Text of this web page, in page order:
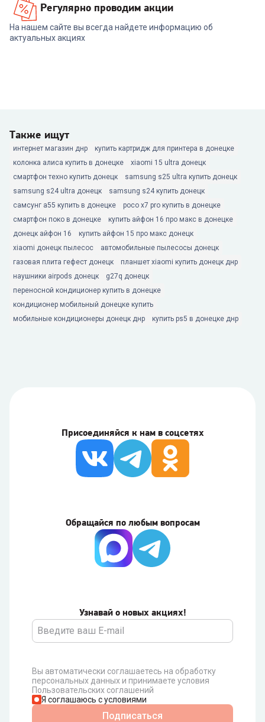
Регулярно проводим акции
На нашем сайте вы всегда найдете информацию об
актуальных акциях
Также ищут
интернет магазин днр
купить картридж для принтера в донецке
колонка алиса купить в донецке
xiaomi 15 ultra донецк
смартфон техно купить донецк
samsung s25 ultra купить донецк
samsung s24 ultra донецк
samsung s24 купить донецк
самсунг а55 купить в донецке
poco x7 pro купить в донецке
смартфон поко в донецке
купить айфон 16 про макс в донецке
донецк айфон 16
купить айфон 15 про макс донецк
xiaomi донецк пылесос
автомобильные пылесосы донецк
газовая плита гефест донецк
планшет xiaomi купить донецк днр
наушники airpods донецк
g27q донецк
переносной кондиционер купить в донецке
кондиционер мобильный донецке купить
мобильные кондиционеры донецк днр
купить ps5 в донецке днр
Присоединяйся к нам в соцсетях
Узнавай о новых акциях!
Вы автоматически соглашаетесь на обработку
персональных данных и принимаете условия
Пользовательских соглашений
Я соглашаюсь с условиями
Подписаться
Обращайся по любым вопросам